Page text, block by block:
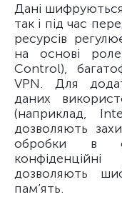
Дані
так і під час
ресурсів
на основі
Control),
VPN. Для
даних
(наприклад,
дозволяють
обробки в
дозволяють
пам’ять.